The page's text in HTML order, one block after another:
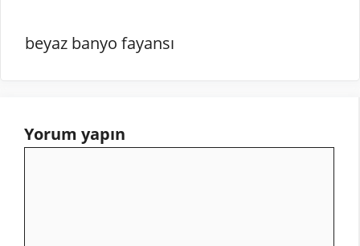
beyaz banyo fayansı
Yorum yapın